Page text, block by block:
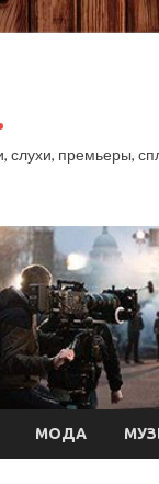
слухи, премьеры,
МОДА